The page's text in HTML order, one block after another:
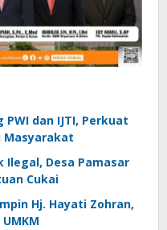
PWI dan IJTI, Perkuat
Masyarakat
Ilegal, Desa Pamasar
Cukai
Hj. Hayati Zohran,